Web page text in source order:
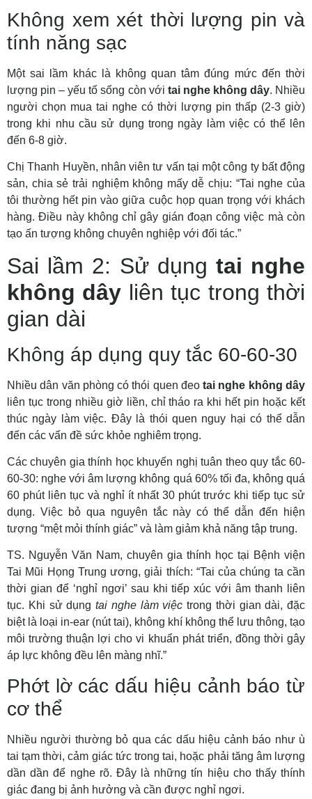
Không xem xét thời lượng pin và
tính năng sạc
Một sai lầm khác là không quan tâm đúng mức đến thời
lượng pin – yếu tố sống còn với tai nghe không dây. Nhiều
người chọn mua tai nghe có thời lượng pin thấp (2-3 giờ)
trong khi nhu cầu sử dụng trong ngày làm việc có thể lên
đến 6-8 giờ.
Chị Thanh Huyền, nhân viên tư vấn tại một công ty bất động
sản, chia sẻ trải nghiệm không mấy dễ chịu: “Tai nghe của
tôi thường hết pin vào giữa cuộc họp quan trọng với khách
hàng. Điều này không chỉ gây gián đoạn công việc mà còn
tạo ấn tượng không chuyên nghiệp với đối tác.”
Sai lầm 2: Sử dụng tai nghe
không dây liên tục trong thời
gian dài
Không áp dụng quy tắc 60-60-30
Nhiều dân văn phòng có thói quen đeotai nghe không dây
liên tục trong nhiều giờ liền, chỉ tháo ra khi hết pin hoặc kết
thúc ngày làm việc. Đây là thói quen nguy hại có thể dẫn
đến các vấn đề sức khỏe nghiêm trọng.
Các chuyên gia thính học khuyến nghị tuân theo quy tắc 60-
60-30: nghe với âm lượng không quá 60% tối đa, không quá
60 phút liên tục và nghỉ ít nhất 30 phút trước khi tiếp tục sử
dụng. Việc bỏ qua nguyên tắc này có thể dẫn đến hiện
tượng “mệt mỏi thính giác” và làm giảm khả năng tập trung.
TS. Nguyễn Văn Nam, chuyên gia thính học tại Bệnh viện
Tai Mũi Họng Trung ương, giải thích: “Tai của chúng ta cần
thời gian để ‘nghỉ ngơi’ sau khi tiếp xúc với âm thanh liên
tục. Khi sử dụng tai nghe làm việc trong thời gian dài, đặc
biệt là loại in-ear (nút tai), không khí không thể lưu thông, tạo
môi trường thuận lợi cho vi khuẩn phát triển, đồng thời gây
áp lực không đều lên màng nhĩ.”
Phớt lờ các dấu hiệu cảnh báo từ
cơ thể
Nhiều người thường bỏ qua các dấu hiệu cảnh báo như ù
tai tạm thời, cảm giác tức trong tai, hoặc phải tăng âm lượng
dần dần để nghe rõ. Đây là những tín hiệu cho thấy thính
giác đang bị ảnh hưởng và cần được nghỉ ngơi.